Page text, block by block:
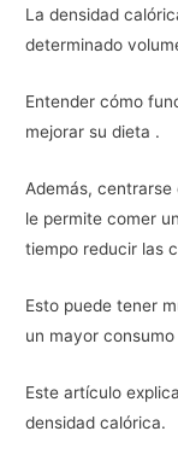
La densidad
determinado
Entender cómo
mejorar su dieta .
Además,
le permite comer
tiempo reducir las
Esto puede tener
un mayor
Este artículo
densidad calórica.